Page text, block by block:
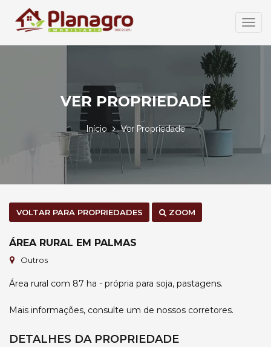
Abrir
VER PROPRIEDADE
Início Ver Propriedade
VOLTAR PARA PROPRIEDADES ZOOM
ÁREA RURAL EM PALMAS
Outros
Área rural com 87 ha - própria para soja, pastagens.
Mais informações, consulte um de nossos corretores.
DETALHES DA PROPRIEDADE